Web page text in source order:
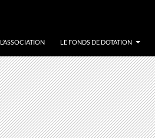
L’ASSOCIATION LE FONDS DE DOTATION